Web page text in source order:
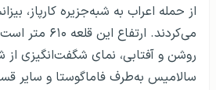
از حمله اعراب به شبه‌جزیره کارپاز،
می‌کردند. ارتفاع
روشن و آفتابی، نمای شگفت‌انگیزی از
سالامیس به‌طرف فاماگوستا و سایر